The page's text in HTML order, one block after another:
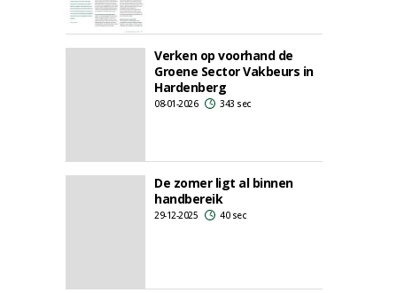
Verken op voorhand de
Groene Sector Vakbeurs in
Hardenberg
08-01-2026 343 sec
De zomer ligt al binnen
handbereik
29-12-2025 40 sec